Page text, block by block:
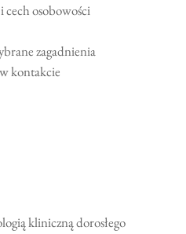
osobowości
zagadnienia
kontakcie
kliniczną dorosłego